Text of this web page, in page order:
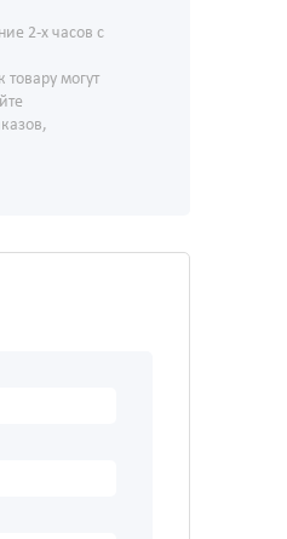
2-х часов с
могут